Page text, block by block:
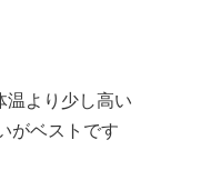
温より少し高い
がベストです